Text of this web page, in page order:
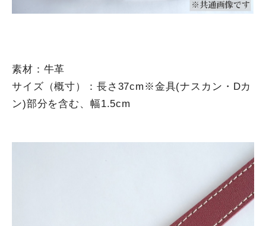
素材：牛革
サイズ（概寸）：長さ37cm※金具(ナスカン・Dカ
ン)部分を含む、幅1.5cm